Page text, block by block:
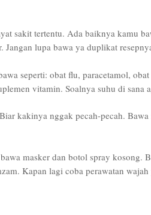
sakit tertentu. Ada baiknya kamu
Jangan lupa bawa ya duplikat
seperti: obat flu, paracetamol,
vitamin. Soalnya suhu di sana
kakinya nggak pecah-pecah.
masker dan botol spray kosong.
Kapan lagi coba perawatan